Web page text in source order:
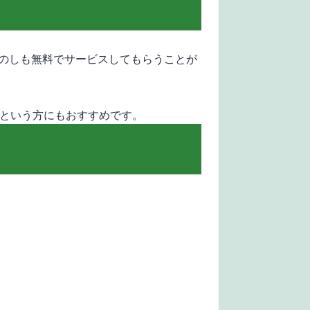
しも無料でサービスしてもらうことが
う方にもおすすめです。